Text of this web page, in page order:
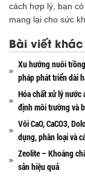
cách hợp lý, bạn
mang lại cho sức
Bài viết khác
Xu hướng nuôi
pháp phát triển dài
Hóa chất xử lý nước
định môi trường và
Vôi CaO, CaCO3,
dụng, phân loại và
Zeolite – Khoáng
sản hiệu quả